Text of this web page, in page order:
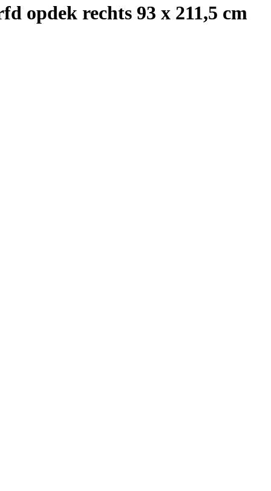
opdek rechts 93 x 211,5 cm